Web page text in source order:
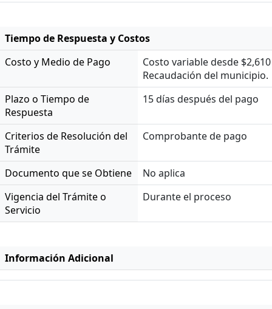
Tiempo de Respuesta y Costos
Costo y Medio de Pago
Costo variable desde
Recaudación del municipio.
Plazo o Tiempo de
Respuesta
15 días después del pago
Criterios de Resolución del
Trámite
Comprobante de pago
Documento que se Obtiene
No aplica
Vigencia del Trámite o
Servicio
Durante el proceso
Información Adicional